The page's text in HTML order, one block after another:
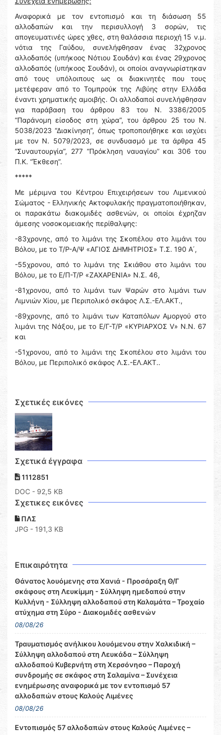
Αναφορικά με τον εντοπισμό και τη διάσωση 55
αλλοδαπών και την περισυλλογή 3 σορών, τις
απογευματινές ώρες χθες, στη θαλάσσια περιοχή 15 ν.μ.
νότια της Γαύδου, συνελήφθησαν ένας 32χρονος
αλλοδαπός (υπήκοος Νότιου Σουδάν) και ένας 29χρονος
αλλοδαπός (υπήκοος Σουδάν), οι οποίοι αναγνωρίστηκαν
από τους υπόλοιπους ως οι διακινητές που τους
μετέφεραν από το Τομπρούκ της Λιβύης στην Ελλάδα
έναντι χρηματικής αμοιβής. Οι αλλοδαποί συνελήφθησαν
για παράβαση του άρθρου 83 του Ν. 3386/2005
“Παράνομη είσοδος στη χώρα”, του άρθρου 25 του Ν.
5038/2023 “Διακίνηση”, όπως τροποποιήθηκε και ισχύει
με τον Ν. 5079/2023, σε συνδυασμό με τα άρθρα 45
“Συναυτουργία”, 277 “Πρόκληση ναυαγίου” και 306 του
Π.Κ. “Έκθεση”.
*****
Με μέριμνα του Κέντρου Επιχειρήσεων του Λιμενικού
Σώματος - Ελληνικής Ακτοφυλακής πραγματοποιήθηκαν,
οι παρακάτω διακομιδές ασθενών, οι οποίοι έχρηζαν
άμεσης νοσοκομειακής περίθαλψης:
-83χρονης, από το λιμάνι της Σκοπέλου στο λιμάνι του
Βόλου, με το Τ/Ρ-Α/Ψ «ΑΓΙΟΣ ΔΗΜΗΤΡΙΟΣ» Τ.Σ. 190 Α΄,
-55χρονου, από το λιμάνι της Σκιάθου στο λιμάνι του
Βόλου, με το Ε/Π-Τ/Ρ «ΖΑΧΑΡΕΝΙΑ» Ν.Σ. 46,
-81χρονου, από το λιμάνι των Ψαρών στο λιμάνι των
Λιμνιών Χίου, με Περιπολικό σκάφος Λ.Σ.-ΕΛ.ΑΚΤ.,
-89χρονης, από το λιμάνι των Καταπόλων Αμοργού στο
λιμάνι της Νάξου, με το Ε/Γ-Τ/Ρ «ΚΥΡΙΑΡΧΟΣ V» Ν.N. 67
και
-51χρονου, από το λιμάνι της Σκοπέλου στο λιμάνι του
Βόλου, με Περιπολικό σκάφος Λ.Σ.-ΕΛ.ΑΚΤ..
Σχετικές εικόνες
Σχετικά έγγραφα
1112851
DOC - 92,5 KB
Σχετικες εικόνες
ΠΛΣ
JPG - 191,3 KB
Επικαιρότητα
Θάνατος λουόμενης στα Χανιά - Προσάραξη Θ/Γ
σκάφους στη Λευκίμμη - Σύλληψη ημεδαπού στην
Κυλλήνη - Σύλληψη αλλοδαπού στη Καλαμάτα – Τροχαίο
ατύχημα στη Σύρο - Διακομιδές ασθενών
08/08/26
Τραυματισμός ανήλικου λουόμενου στην Χαλκιδική –
Σύλληψη αλλοδαπού στη Λευκάδα – Σύλληψη
αλλοδαπού Κυβερνήτη στη Χερσόνησο – Παροχή
συνδρομής σε σκάφος στη Σαλαμίνα – Συνέχεια
ενημέρωσης αναφορικά με τον εντοπισμό 57
αλλοδαπών στους Καλούς Λιμένες
08/08/26
Εντοπισμός 57 αλλοδαπών στους Καλούς Λιμένες –